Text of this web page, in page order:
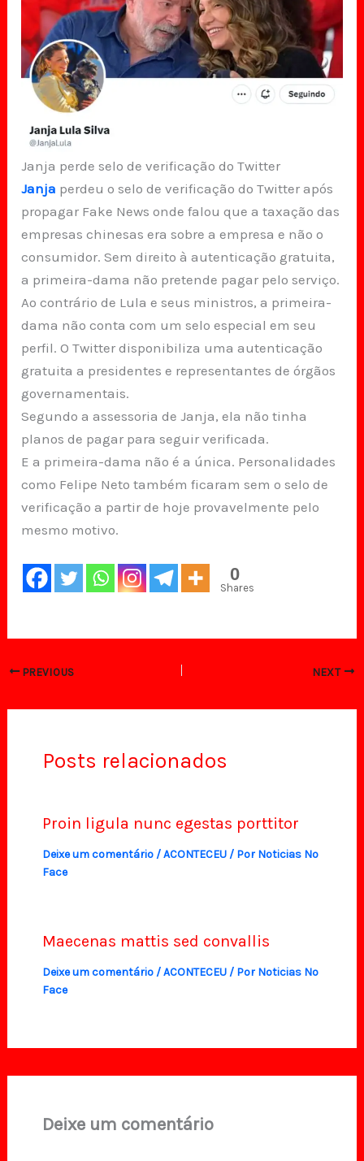
Janja perde selo de verificação do Twitter
Janja perdeu o selo de verificação do Twitter após
propagar Fake News onde falou que a taxação das
empresas chinesas era sobre a empresa e não o
consumidor. Sem direito à autenticação gratuita,
a primeira-dama não pretende pagar pelo serviço.
Ao contrário de Lula e seus ministros, a primeira-
dama não conta com um selo especial em seu
perfil. O Twitter disponibiliza uma autenticação
gratuita a presidentes e representantes de órgãos
governamentais.
Segundo a assessoria de Janja, ela não tinha
planos de pagar para seguir verificada.
E a primeira-dama não é a única. Personalidades
como Felipe Neto também ficaram sem o selo de
verificação a partir de hoje provavelmente pelo
mesmo motivo.
0
Shares
PREVIOUS NEXT
Posts relacionados
Proin ligula nunc egestas porttitor
Deixe um comentário /ACONTECEU/ Por Noticias No
Face
Maecenas mattis sed convallis
Deixe um comentário /ACONTECEU/ Por Noticias No
Face
Deixe um comentário